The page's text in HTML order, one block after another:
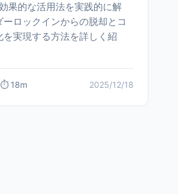
果的な活用法を実践的に解
ーロックインからの脱却とコ
を実現する方法を詳しく紹
⏱️ 18m 2025/12/18